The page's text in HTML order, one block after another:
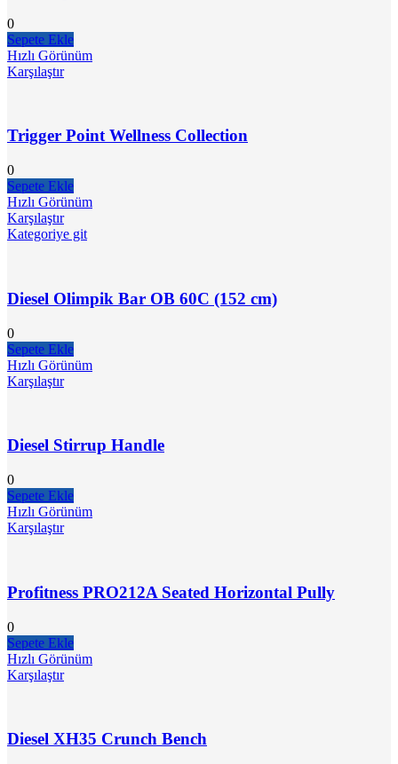
0
Sepete Ekle
Hızlı Görünüm
Karşılaştır
Trigger Point Wellness Collection
0
Sepete Ekle
Hızlı Görünüm
Karşılaştır
Kategoriye git
Diesel Olimpik Bar OB 60C (152 cm)
0
Sepete Ekle
Hızlı Görünüm
Karşılaştır
Diesel Stirrup Handle
0
Sepete Ekle
Hızlı Görünüm
Karşılaştır
Profitness PRO212A Seated Horizontal Pully
0
Sepete Ekle
Hızlı Görünüm
Karşılaştır
Diesel XH35 Crunch Bench